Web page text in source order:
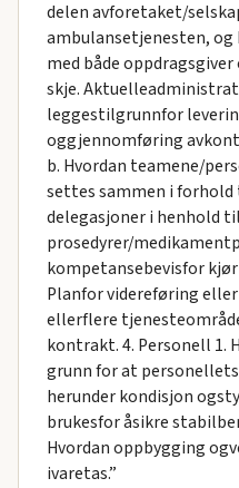
delen avforetaket/
ambulansetjenesten,
med både
skje.
leggestilgrunnfor
oggjennomføring
b. Hvordan teamene/
settes sammen i
delegasjoner i henhold
prosedyrer/
kompetansebevisfor
Planfor videreføring
ellerflere
kontrakt. 4. Personell 1.
grunn for at
herunder kondisjon
brukesfor åsikre
Hvordan oppbygging
ivaretas.”